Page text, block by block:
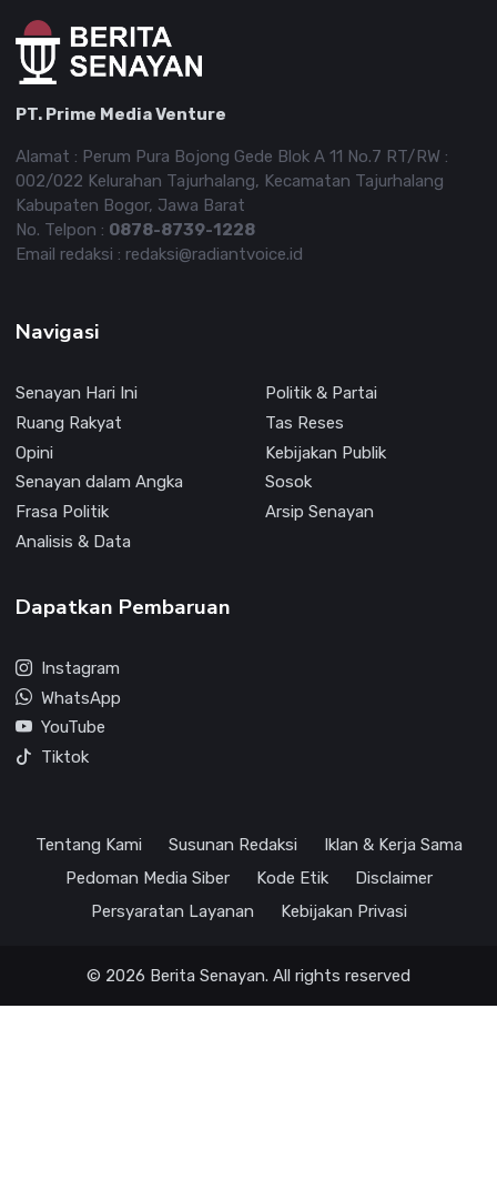
PT. Prime Media Venture
Alamat : Perum Pura Bojong Gede Blok A 11 No.7 RT/RW :
002/022 Kelurahan Tajurhalang, Kecamatan Tajurhalang
Kabupaten Bogor, Jawa Barat
No. Telpon : 0878-8739-1228
Email redaksi : redaksi@radiantvoice.id
Navigasi
Senayan Hari Ini
Politik & Partai
Ruang Rakyat
Tas Reses
Opini
Kebijakan Publik
Senayan dalam Angka
Sosok
Frasa Politik
Arsip Senayan
Analisis & Data
Dapatkan Pembaruan
Instagram
WhatsApp
YouTube
Tiktok
Tentang Kami Susunan Redaksi
Iklan & Kerja Sama
Pedoman Media Siber
Kode Etik
Disclaimer
Persyaratan Layanan
Kebijakan Privasi
© 2026 Berita Senayan. All rights reserved